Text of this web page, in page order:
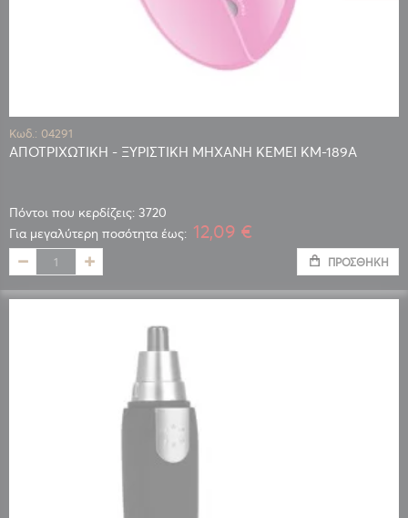
Κωδ.: 04291
ΑΠΟΤΡΙΧΩΤΙΚΗ - ΞΥΡΙΣΤΙΚΗ ΜΗΧΑΝΗ KEMEI KM-189Α
Πόντοι που κερδίζεις: 3720
Για μεγαλύτερη ποσότητα έως: 12,09 €
ΠΡΟΣΘΉΚΗ